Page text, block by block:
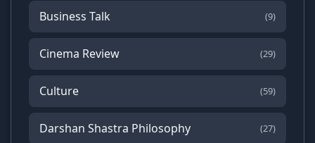
Business Talk (9)
Cinema Review (29)
Culture (59)
Darshan Shastra Philosophy (27)